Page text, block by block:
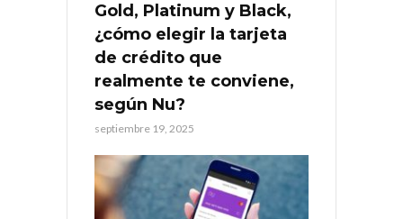
Gold, Platinum y Black,
¿cómo elegir la tarjeta
de crédito que
realmente te conviene,
según Nu?
septiembre 19, 2025